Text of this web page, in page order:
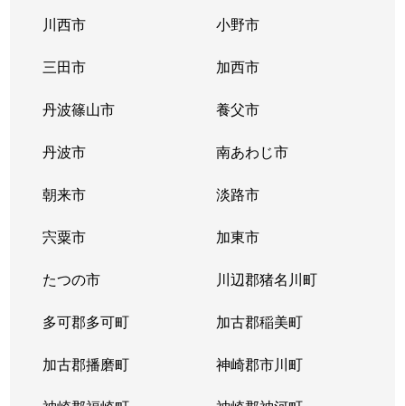
川西市 小野市
三田市 加西市
丹波篠山市 養父市
丹波市 南あわじ市
朝来市 淡路市
宍粟市 加東市
たつの市 川辺郡猪名川町
多可郡多可町 加古郡稲美町
加古郡播磨町 神崎郡市川町